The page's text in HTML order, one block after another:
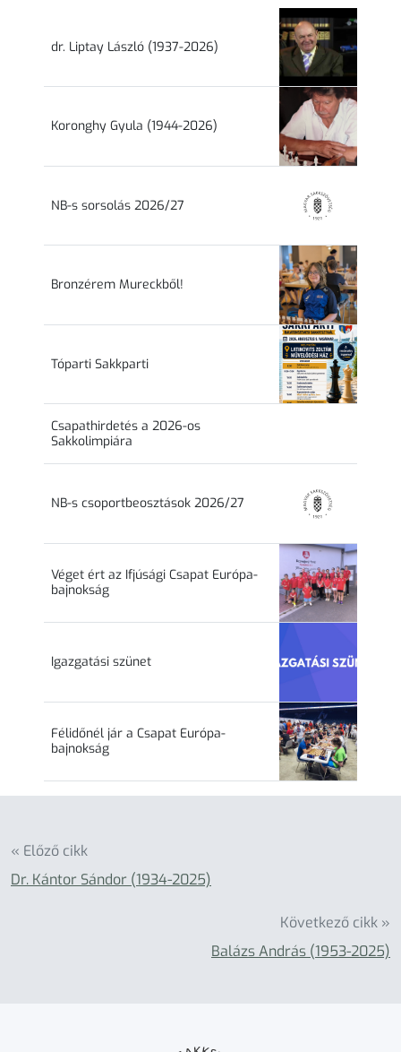
dr. Liptay László (1937-2026)
Koronghy Gyula (1944-2026)
NB-s sorsolás 2026/27
Bronzérem Mureckből!
Tóparti Sakkparti
Csapathirdetés a 2026-os
Sakkolimpiára
NB-s csoportbeosztások 2026/27
Véget ért az Ifjúsági Csapat Európa-
bajnokság
Igazgatási szünet
Félidőnél jár a Csapat Európa-
bajnokság
« Előző cikk
Dr. Kántor Sándor (1934-2025)
Következő cikk »
Balázs András (1953-2025)